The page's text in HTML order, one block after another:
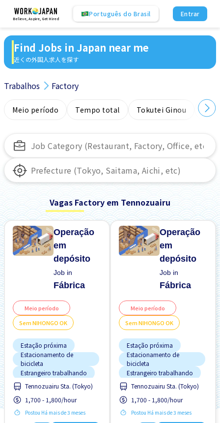
Believe, Aspire, Get Hired
Português do Brasil Entrar
Find Jobs in Japan near me
近くの外国人求人を探す
Trabalhos Factory
Meio período Tempo total Tokutei Ginou
Vagas Factory em Tennozuairu
Operação
em
depósito
Job in
Fábrica
Meio período
Sem NIHONGO OK
Estação próxima
Estacionamento de
bicicleta
Estrangeiro trabalhando
FDS & FER desligado
Menos com o tempo
Pago diariamente
Tennozuairu Sta. (Tokyo)
1,700 - 1,800/hour
Postou Há mais de 3 meses
Operação
em
depósito
Job in
Fábrica
Meio período
Sem NIHONGO OK
Estação próxima
Estacionamento de
bicicleta
Estrangeiro trabalhando
FDS & FER desligado
Menos com o tempo
Pago diariamente
Tennozuairu Sta. (Tokyo)
1,700 - 1,800/hour
Postou Há mais de 3 meses